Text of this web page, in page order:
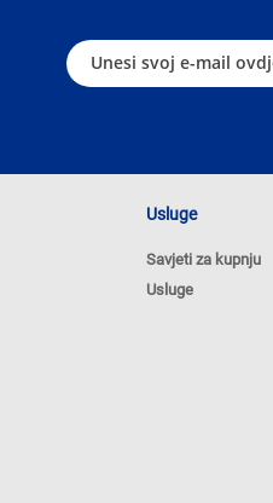
Usluge
Savjeti za kupnju
Usluge